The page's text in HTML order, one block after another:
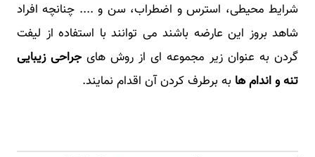
شرایط محیطی، استرس و اضطراب، سن و .... چنانچه افراد
شاهد بروز این عارضه باشند می توانند با استفاده از لیفت
گردن به عنوان زیر مجموعه ای از روش های جراحی زیبایی
تنه و اندام ها به برطرف کردن آن اقدام نمایند.